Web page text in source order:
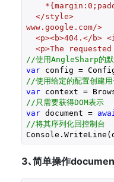
  </style>
www.google.com/>
<p><b>404.</b>
<p>The
//使用AngleSharp的默
var
//使用给定的配置创建用
var
//只需要获得DOM表示
var document =
//将其序列化回控制台
3､简单操作